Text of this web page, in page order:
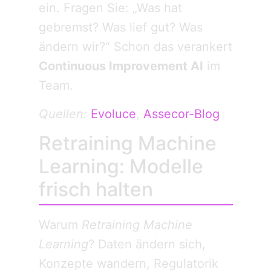
ein. Fragen Sie: „Was hat
gebremst? Was lief gut? Was
ändern wir?“ Schon das verankert
Continuous Improvement AI
im
Team.
Quellen: Evoluce, Assecor-Blog
Retraining Machine
Learning: Modelle
frisch halten
Warum Retraining Machine
Learning? Daten ändern sich,
Konzepte wandern, Regulatorik